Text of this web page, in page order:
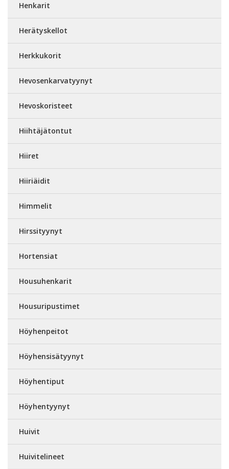
Henkarit
Herätyskellot
Herkkukorit
Hevosenkarvatyynyt
Hevoskoristeet
Hiihtäjätontut
Hiiret
Hiiriäidit
Himmelit
Hirssityynyt
Hortensiat
Housuhenkarit
Housuripustimet
Höyhenpeitot
Höyhensisätyynyt
Höyhentiput
Höyhentyynyt
Huivit
Huivitelineet